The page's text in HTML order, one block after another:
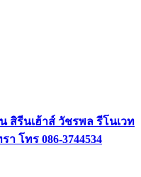
สิรีนเฮ้าส์ วัชรพล รีโนเวท
โทร 086-3744534